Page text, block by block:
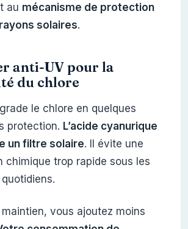
au mécanisme de protection
solaires.
anti-UV pour la
du chlore
le chlore en quelques
protection. L’acide cyanurique
un filtre solaire. Il évite une
chimique trop rapide sous les
vous ajoutez moins